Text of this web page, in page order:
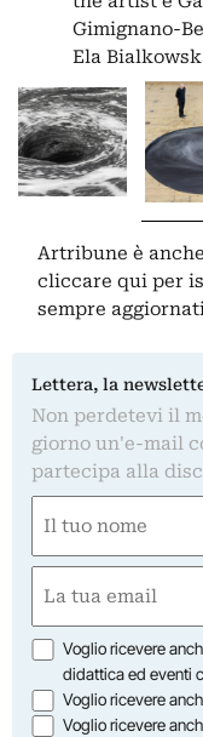
Gimignano-
Ela
Artribune è
cliccare qui per
sempre
Lettera, la
Non perdetevi il
giorno un'e-mail
partecipa alla
(Obbligatorio)
Nome
(Obbligatorio)
Opzioni
Voglio ricevere
didattica ed eventi
Voglio ricevere
Voglio ricevere